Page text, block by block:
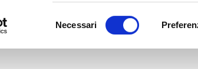
del
Necessari